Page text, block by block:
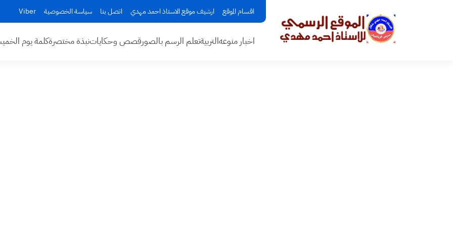
اقسام الموقع ارشيف موقع الاستاذ احمد مهدي اتصل بنا سياسة الخصوصية Viber
اخبار منوعهالتربيةتعلم الرسم بالصورقصص وحكاياتنبذة مختصرةكلمة يوم